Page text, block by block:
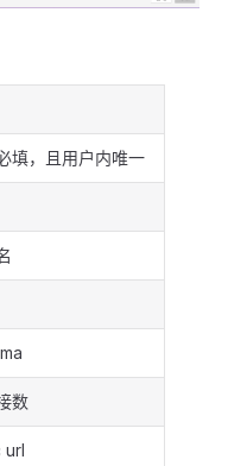
填，且用户内唯一
数
url